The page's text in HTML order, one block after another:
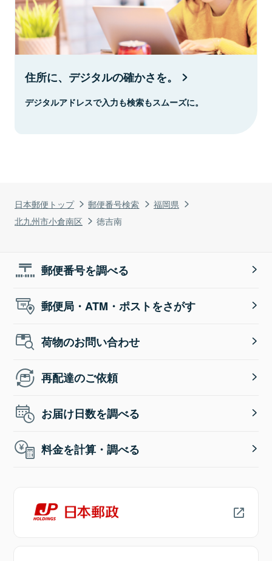
日本郵便トップ 郵便番号検索
福岡県
北九州市小倉南区
徳吉南
住所に、デジタルの確かさを。
デジタルアドレスで入力も検索もスムーズに。
郵便番号を調べる
郵便局・ATM・ポストをさがす
荷物のお問い合わせ
再配達のご依頼
お届け日数を調べる
料金を計算・調べる